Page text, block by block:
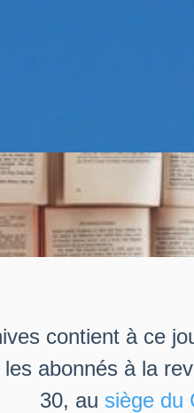
contient à ce
abonnés à la
30, au siège du